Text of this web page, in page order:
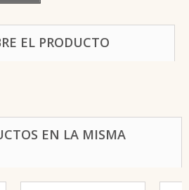
EL PRODUCTO
EN LA MISMA